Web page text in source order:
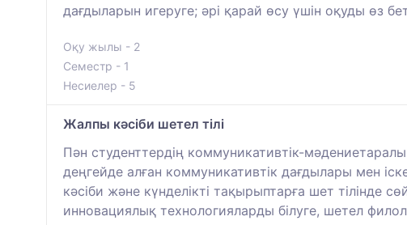
дағдыларын игеруге; әрі қарай өсу үшін оқуды өз
Оқу жылы - 2
Семестр - 1
Несиелер - 5
Жалпы кәсіби шетел тілі
Пән студенттердің коммуникативтік-
деңгейде алған коммуникативтік дағдылары мен
кәсіби және күнделікті тақырыптарға шет тілінде
инновациялық технологияларды білуге, шетел